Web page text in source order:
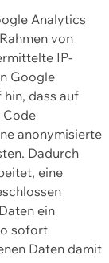
Analytics
von
IP-
Google
dass auf
Code
anonymisierte
Dadurch
eine
ein
sofort
Daten damit